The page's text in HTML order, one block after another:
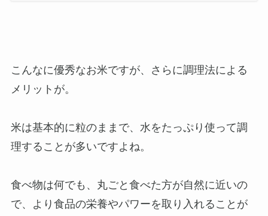
こんなに優秀なお米ですが、さらに調理法による
メリットが。
米は基本的に粒のままで、水をたっぷり使って調
理することが多いですよね。
食べ物は何でも、丸ごと食べた方が自然に近いの
で、より食品の栄養やパワーを取り入れることが